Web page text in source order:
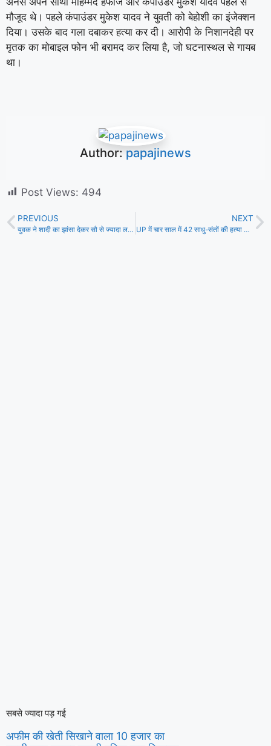
मौजूद थे। पहले कंपाउंडर मुकेश यादव ने युवती को बेहोशी का इंजेक्शन
दिया। उसके बाद गला दबाकर हत्या कर दी। आरोपी के निशानदेही पर
मृतक का मोबाइल फोन भी बरामद कर लिया है, जो घटनास्थल से गायब
था।
Author:papajinews
Post Views: 494
PREVIOUS
युवक ने शादी का झांसा देकर सौ से ज्यादा लड़कियों को ठगा
NEXT
UP में चार साल में 42 साधु-संतों की हत्या ….संपत्ति का लालच मुख्य वजह
सबसे ज्यादा पड़ गई
अफीम की खेती सिखाने वाला 10 हजार का